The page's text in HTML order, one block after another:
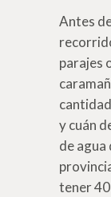
Antes
parajes
y cuán
de agua
tener